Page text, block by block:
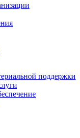
поддержки